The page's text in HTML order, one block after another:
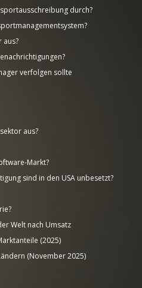
durch?
aus?
verfolgen sollte
aus?
Markt?
sind in den USA unbesetzt?
Welt nach Umsatz
(2025)
(November 2025)